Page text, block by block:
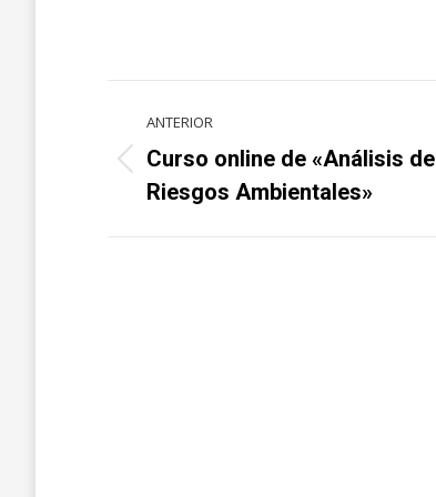
entre
proyectos
ANTERIOR
Proyecto
anterior
Curso online de «Análisis de
Riesgos Ambientales»